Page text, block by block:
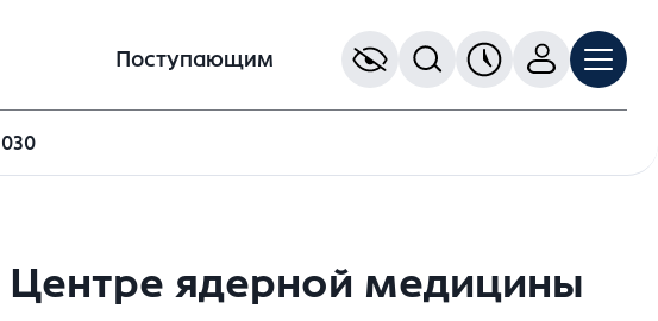
Поступающим
ядерной медицины